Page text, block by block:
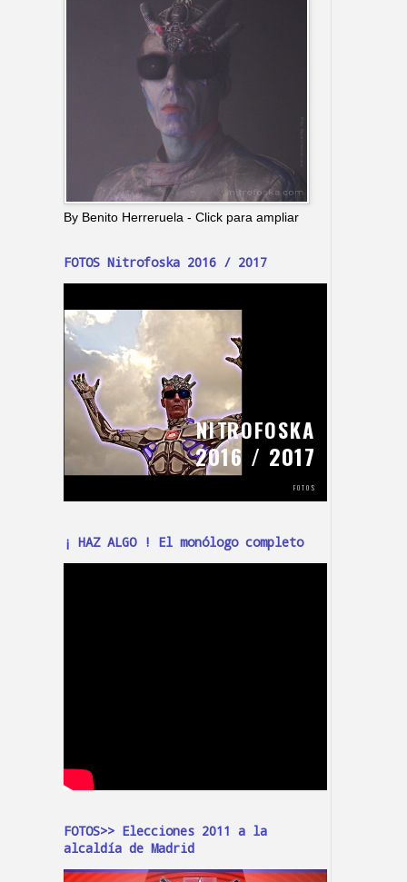
By Benito Herreruela - Click para ampliar
FOTOS Nitrofoska 2016 / 2017
¡ HAZ ALGO ! El monólogo completo
FOTOS>> Elecciones 2011 a la
alcaldía de Madrid